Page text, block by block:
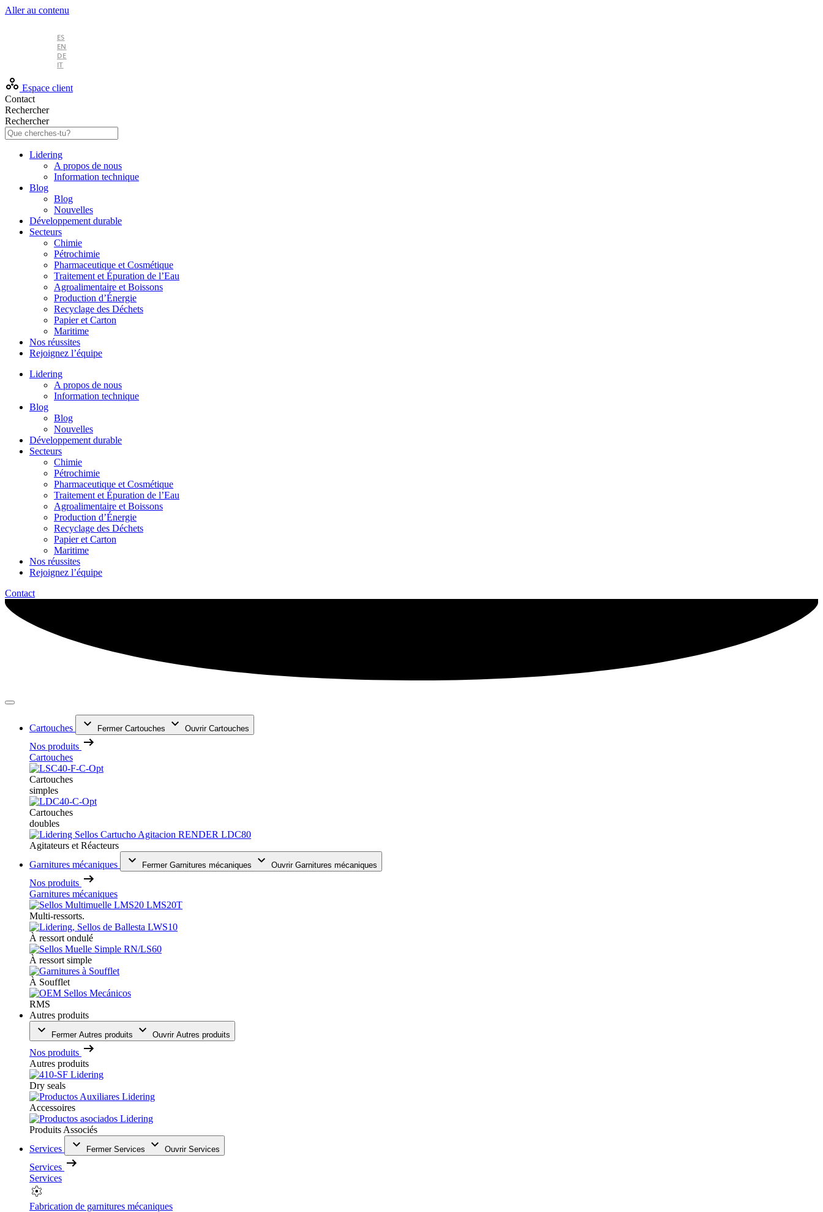
Aller au contenu
ES
EN
DE
IT
Espace client
Contact
Rechercher
Rechercher
Lidering
A propos de nous
Information technique
Blog
Blog
Nouvelles
Développement durable
Secteurs
Chimie
Pétrochimie
Pharmaceutique et Cosmétique
Traitement et Épuration de l’Eau
Agroalimentaire et Boissons
Production d’Énergie
Recyclage des Déchets
Papier et Carton
Maritime
Nos réussites
Rejoignez l’équipe
Lidering
A propos de nous
Information technique
Blog
Blog
Nouvelles
Développement durable
Secteurs
Chimie
Pétrochimie
Pharmaceutique et Cosmétique
Traitement et Épuration de l’Eau
Agroalimentaire et Boissons
Production d’Énergie
Recyclage des Déchets
Papier et Carton
Maritime
Nos réussites
Rejoignez l’équipe
Contact
Cartouches Fermer Cartouches Ouvrir Cartouches
Nos produits
Cartouches
Cartouches
simples
Cartouches
doubles
Agitateurs et Réacteurs
Garnitures mécaniques
Fermer Garnitures mécaniques Ouvrir Garnitures mécaniques
Nos produits
Garnitures mécaniques
Multi-ressorts.
À ressort ondulé
À ressort simple
À Soufflet
RMS
Autres produits
Fermer Autres produits Ouvrir Autres produits
Nos produits
Autres produits
Dry seals
Accessoires
Produits Associés
Services
Fermer Services Ouvrir Services
Services
Services
Fabrication de garnitures mécaniques